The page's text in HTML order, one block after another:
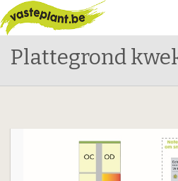
Plattegrond